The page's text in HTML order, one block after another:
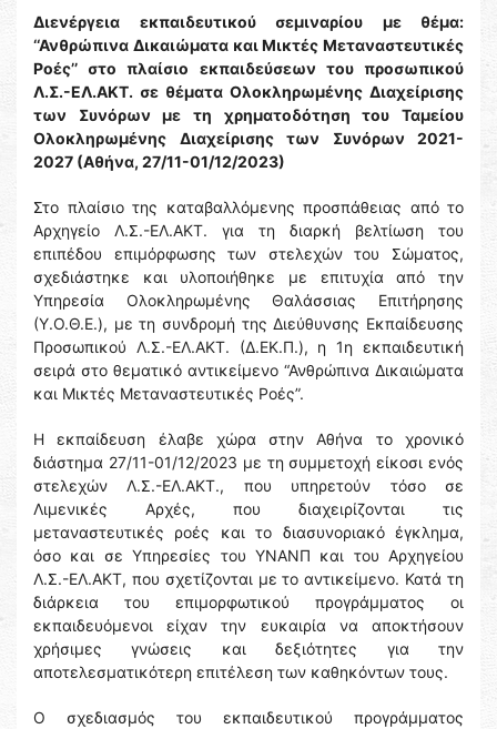
Διενέργεια εκπαιδευτικού σεμιναρίου με θέμα:
‘‘Ανθρώπινα Δικαιώματα και Μικτές Μεταναστευτικές
Ροές’’ στo πλαίσιο εκπαιδεύσεων του προσωπικού
Λ.Σ.-ΕΛ.ΑΚΤ. σε θέματα Ολοκληρωμένης Διαχείρισης
των Συνόρων με τη χρηματοδότηση του Ταμείου
Ολοκληρωμένης Διαχείρισης των Συνόρων 2021-
2027 (Αθήνα, 27/11-01/12/2023)
Στο πλαίσιο της καταβαλλόμενης προσπάθειας από το
Αρχηγείο Λ.Σ.-ΕΛ.ΑΚΤ. για τη διαρκή βελτίωση του
επιπέδου επιμόρφωσης των στελεχών του Σώματος,
σχεδιάστηκε και υλοποιήθηκε με επιτυχία από την
Υπηρεσία Ολοκληρωμένης Θαλάσσιας Επιτήρησης
(Υ.Ο.Θ.Ε.), με τη συνδρομή της Διεύθυνσης Εκπαίδευσης
Προσωπικού Λ.Σ.-ΕΛ.ΑΚΤ. (Δ.ΕΚ.Π.), η 1η εκπαιδευτική
σειρά στο θεματικό αντικείμενο “Ανθρώπινα Δικαιώματα
και Μικτές Μεταναστευτικές Ροές”.
Η εκπαίδευση έλαβε χώρα στην Αθήνα το χρονικό
διάστημα 27/11-01/12/2023 με τη συμμετοχή είκοσι ενός
στελεχών Λ.Σ.-ΕΛ.ΑΚΤ., που υπηρετούν τόσο σε
Λιμενικές Αρχές, που διαχειρίζονται τις
μεταναστευτικές ροές και το διασυνοριακό έγκλημα,
όσο και σε Υπηρεσίες του ΥΝΑΝΠ και του Αρχηγείου
Λ.Σ.-ΕΛ.ΑΚΤ, που σχετίζονται με το αντικείμενο. Κατά τη
διάρκεια του επιμορφωτικού προγράμματος οι
εκπαιδευόμενοι είχαν την ευκαιρία να αποκτήσουν
χρήσιμες γνώσεις και δεξιότητες για την
αποτελεσματικότερη επιτέλεση των καθηκόντων τους.
Ο σχεδιασμός του εκπαιδευτικού προγράμματος